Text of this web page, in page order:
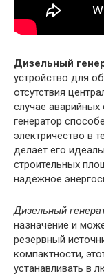
Дизельный
устройство для
отсутствия
случае
генератор
электричество в
делает его
строительных
надежное
Дизельный
назначение и
резервный
компактности,
устанавливать в